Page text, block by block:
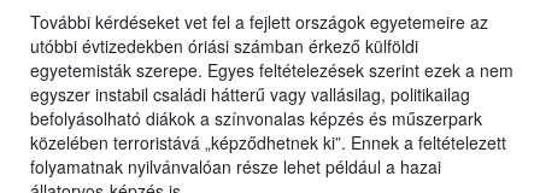
További kérdéseket vet fel a fejlett országok egyetemeire az
utóbbi évtizedekben óriási számban érkező külföldi
egyetemisták szerepe. Egyes feltételezések szerint ezek a nem
egyszer instabil családi hátterű vagy vallásilag, politikailag
befolyásolható diákok a színvonalas képzés és műszerpark
közelében terroristává „képződhetnek ki”. Ennek a feltételezett
folyamatnak nyilvánvalóan része lehet például a hazai